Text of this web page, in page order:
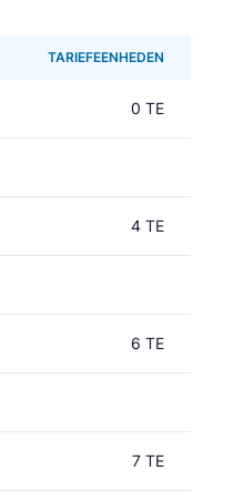
TARIEFEENHEDEN
0 TE
4 TE
6 TE
7 TE